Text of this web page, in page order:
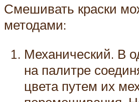
Смешивать краски
методами:
Механический. В
на палитре
цвета путем их